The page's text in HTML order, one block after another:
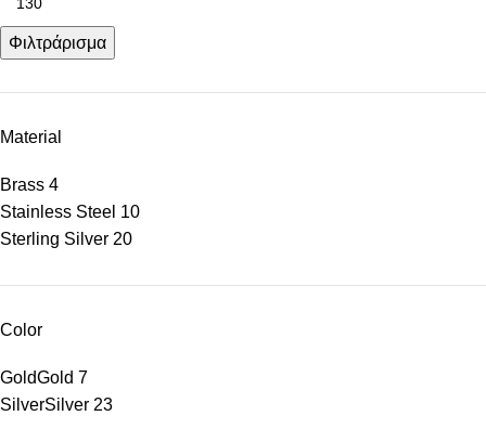
Φιλτράρισμα
Material
Brass 4
Stainless Steel 10
Sterling Silver 20
Color
GoldGold 7
SilverSilver 23